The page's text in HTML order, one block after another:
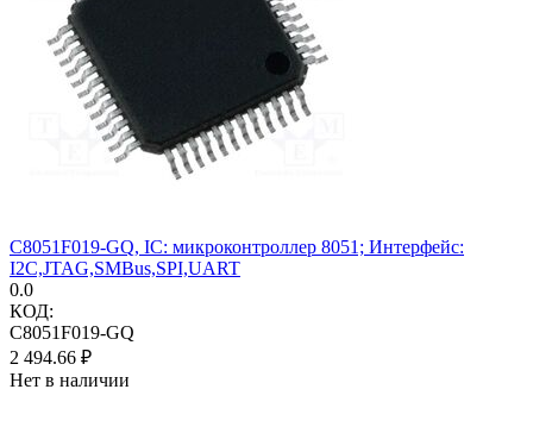
C8051F019-GQ, IC: микроконтроллер 8051; Интерфейс:
I2C,JTAG,SMBus,SPI,UART
0.0
КОД:
C8051F019-GQ
2 494.66 ₽
Нет в наличии